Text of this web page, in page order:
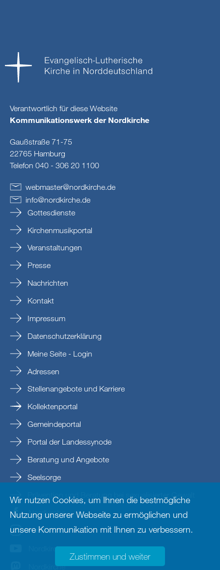
Verantwortlich für diese Website
Kommunikationswerk der Nordkirche
Gaußstraße 71-75
22765 Hamburg
Telefon 040 - 306 20 1100
webmaster@nordkirche.de
info@nordkirche.de
Gottesdienste
Kirchenmusikportal
Veranstaltungen
Presse
Nachrichten
Kontakt
Impressum
Datenschutzerklärung
Meine Seite - Login
Adressen
Stellenangebote und Karriere
Kollektenportal
Gemeindeportal
Portal der Landessynode
Beratung und Angebote
Seelsorge
Prävention und Beratung bei sexualisierter Gewalt
Nordkirche
nordkirche
Nordkirche
Nordkirche
Wir nutzen Cookies, um Ihnen die bestmögliche
Nutzung unserer Webseite zu ermöglichen und
unsere Kommunikation mit Ihnen zu verbessern.
Zustimmen und weiter